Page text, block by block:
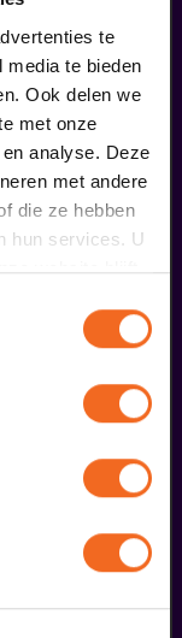
te
te bieden
Ook delen we
met onze
analyse. Deze
met andere
die ze hebben
hun services. U
website blijft